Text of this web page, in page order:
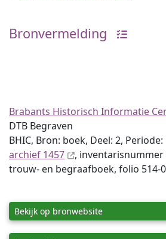
Bronvermelding
Brabants Historisch Informatie
DTB Begraven
BHIC, Bron: boek, Deel: 2,
archief 1457
, inventaris­num­mer
trouw- en begraafboek, folio 514-
Bekijk op bronwebsite